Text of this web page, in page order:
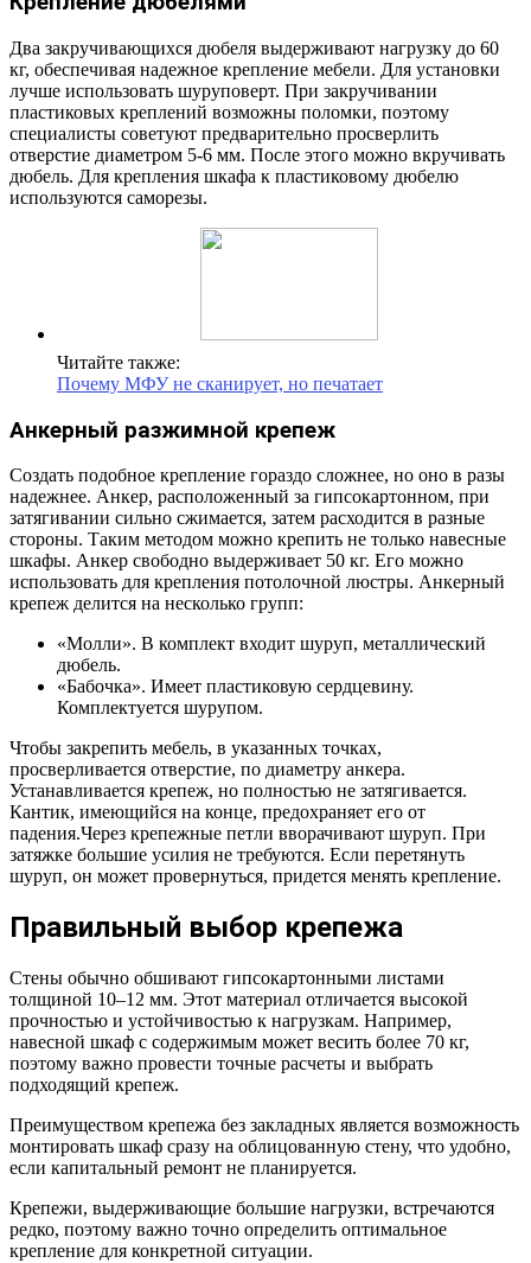
Два закручивающихся дюбеля выдерживают нагрузку до 60
кг, обеспечивая надежное крепление мебели. Для установки
лучше использовать шуруповерт. При закручивании
пластиковых креплений возможны поломки, поэтому
специалисты советуют предварительно просверлить
отверстие диаметром 5-6 мм. После этого можно вкручивать
дюбель. Для крепления шкафа к пластиковому дюбелю
используются саморезы.
Читайте также:
Почему МФУ не сканирует, но печатает
Анкерный разжимной крепеж
Создать подобное крепление гораздо сложнее, но оно в разы
надежнее. Анкер, расположенный за гипсокартонном, при
затягивании сильно сжимается, затем расходится в разные
стороны. Таким методом можно крепить не только навесные
шкафы. Анкер свободно выдерживает 50 кг. Его можно
использовать для крепления потолочной люстры. Анкерный
крепеж делится на несколько групп:
«Молли». В комплект входит шуруп, металлический
дюбель.
«Бабочка». Имеет пластиковую сердцевину.
Комплектуется шурупом.
Чтобы закрепить мебель, в указанных точках,
просверливается отверстие, по диаметру анкера.
Устанавливается крепеж, но полностью не затягивается.
Кантик, имеющийся на конце, предохраняет его от
падения.Через крепежные петли вворачивают шуруп. При
затяжке большие усилия не требуются. Если перетянуть
шуруп, он может провернуться, придется менять крепление.
Правильный выбор крепежа
Стены обычно обшивают гипсокартонными листами
толщиной 10–12 мм. Этот материал отличается высокой
прочностью и устойчивостью к нагрузкам. Например,
навесной шкаф с содержимым может весить более 70 кг,
поэтому важно провести точные расчеты и выбрать
подходящий крепеж.
Преимуществом крепежа без закладных является возможность
монтировать шкаф сразу на облицованную стену, что удобно,
если капитальный ремонт не планируется.
Крепежи, выдерживающие большие нагрузки, встречаются
редко, поэтому важно точно определить оптимальное
крепление для конкретной ситуации.